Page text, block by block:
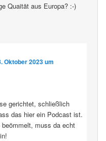
Quaität aus Europa? :-)
Oktober 2023 um
gerichtet, schließlich
das hier ein Podcast ist.
muss da echt